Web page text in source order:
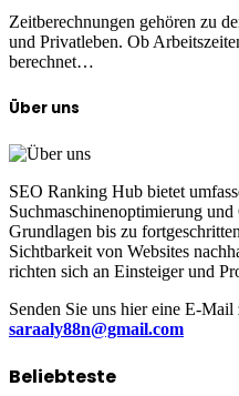
Zeitberechnungen gehören zu
und Privatleben. Ob
berechnet…
Über uns
SEO Ranking Hub bietet
Suchmaschinenoptimierung
Grundlagen bis zu
Sichtbarkeit von Websites
richten sich an Einsteiger und
Senden Sie uns hier eine E-
saraaly88n@gmail.com
Beliebteste